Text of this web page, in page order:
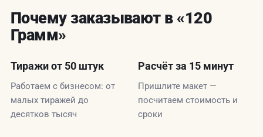
Почему заказывают в «120
Грамм»
Тиражи от 50 штук
Работаем с бизнесом: от
малых тиражей до
десятков тысяч
Расчёт за 15 минут
Пришлите макет —
посчитаем стоимость и
сроки